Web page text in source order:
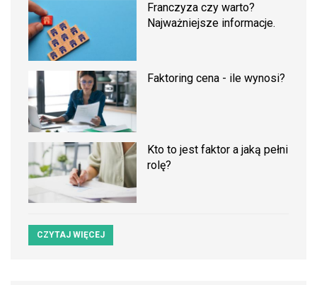
Franczyza czy warto?
Najważniejsze informacje.
Faktoring cena - ile wynosi?
Kto to jest faktor a jaką pełni
rolę?
CZYTAJ WIĘCEJ